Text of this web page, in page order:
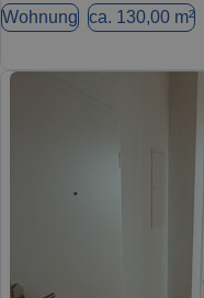
Wohnung ca. 130,00 m²